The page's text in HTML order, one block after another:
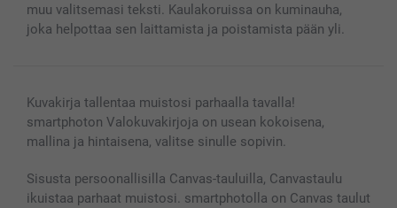
muu valitsemasi teksti. Kaulakoruissa on kuminauha,
joka helpottaa sen laittamista ja poistamista pään yli.
Kuvakirja tallentaa muistosi parhaalla tavalla!
smartphoton Valokuvakirjoja on usean kokoisena,
mallina ja hintaisena, valitse sinulle sopivin.
Sisusta persoonallisilla Canvas-tauluilla, Canvastaulu
ikuistaa parhaat muistosi. smartphotolla on Canvas taulut